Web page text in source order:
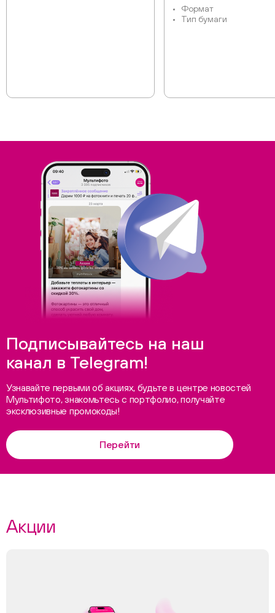
Формат
Тип бумаги
Подписывайтесь на наш
канал в Telegram!
Узнавайте первыми об акциях, будьте в центре новостей
Мультифото, знакомьтесь с портфолио, получайте
эксклюзивные промокоды!
Перейти
Акции